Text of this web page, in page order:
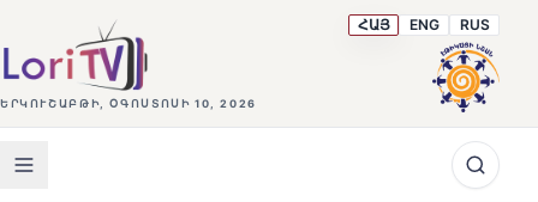
ԵՐԿՈՒՇԱԲԹԻ, ՕԳՈՍՏՈՍԻ 10, 2026
ՀԱՅ ENG RUS